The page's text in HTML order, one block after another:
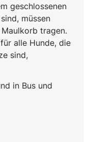
geschlossenen
müssen
tragen.
alle Hunde, die
sind,
in Bus und